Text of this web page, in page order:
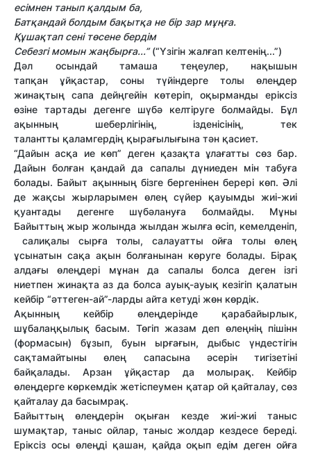
есімнен танып қалдым ба,
Батқандай болдым бақытқа не бір зар мұңға.
Құшақтап сенітөсене бердім
Себезгімомын жаңбырға...”(“Үзігін жалғап келтенің...”)
Дәл осындай тамаша теңеулер, нақышын
тапқан ұйқастар, соны түйіндерге толы өлеңдер
жинақтың сапа дейңгейін көтеріп, оқырманды еріксіз
өзіне тартады дегенге шүбә келтіруге болмайды. Бұл
ақынның шеберлігінің, ізденісінің, тек
талантты қаламгердің қырағылығына тән қасиет.
“Дайын асқа ие көп” деген қазақта ұлағатты сөз бар.
Дайын болған қандай да сапалы дүниеден мін табуға
болады. Байыт ақынның бізге бергенінен берері көп. Әлі
де жақсы жырларымен өлең сүйер қауымды жиі-жиі
қуантады дегенге шүбәлануға болмайды. Мұны
Байыттың жыр жолында жылдан жылға өсіп, кемелденіп,
салиқалы сырға толы, салауатты ойға толы өлең
ұсынатын сақа ақын болғанынан көруге болады. Бірақ
алдағы өлеңдері мұнан да сапалы болса деген ізгі
ниетпен жинақта аз да болса ауық-ауық кезігіп қалатын
кейбір “әттеген-ай”-ларды айта кетуді жөн көрдік.
Ақынның кейбір өлеңдерінде қарабайырлык,
шұбалаңқылық басым. Төгіп жазам деп өлеңнің пішінн
(формасын) бұзып, буын ырғағын, дыбыс үндестігін
сақтамайтыны өлең сапасына әсерін тигізетіні
байқалады. Арзан ұйқастар да молырақ. Кейбір
өлеңдерге көркемдік жетіспеумен қатар ой қайталау, сөз
қайталау да басымрақ.
Байыттың өлеңдерін оқыған кезде жиі-жиі таныс
шумақтар, таныс ойлар, таныс жолдар кездесе береді.
Еріксіз осы өлеңді қашан, қайда оқып едім деген ойға